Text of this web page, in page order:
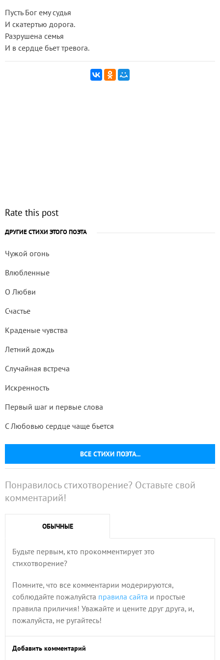
Пусть Бог ему судья
И скатертью дорога.
Разрушена семья
И в сердце бьет тревога.
Rate this post
ДРУГИЕ СТИХИ ЭТОГО ПОЭТА
ВСЕ СТИХИ ПОЭТА...
Чужой огонь
Влюбленные
О Любви
Счастье
Краденые чувства
Летний дождь
Случайная встреча
Искренность
Первый шаг и первые слова
С Любовью сердце чаще бьется
Понравилось стихотворение? Оставьте свой
комментарий!
ОБЫЧНЫЕ
Будьте первым, кто прокомментирует это
стихотворение?
Помните, что все комментарии модерируются,
соблюдайте пожалуйста правила сайта и простые
правила приличия! Уважайте и цените друг друга, и,
пожалуйста, не ругайтесь!
Добавить комментарий